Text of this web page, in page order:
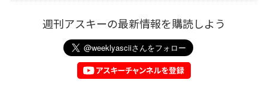
週刊アスキーの最新情報を購読しよう